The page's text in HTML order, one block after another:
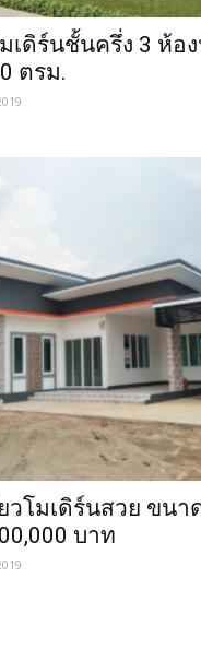
เดิร์นชั้นครึ่ง 3 ห้อ
ตรม.
วโมเดิร์นสวย ขนา
บาท